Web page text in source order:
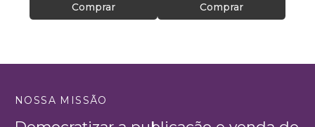
Comprar Comprar
NOSSA MISSÃO